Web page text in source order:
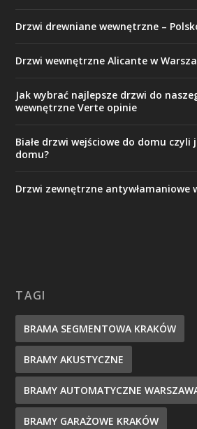
Drzwi drewniane wewnętrzne –
Drzwi wewnętrzne Alicante w
Jak wybrać najlepsze drzwi do
wewnętrzne Verte opinie
Białe drzwi wejściowe do domu
domu?
Drzwi zewnętrzne antywłamaniowe
TAGI
BRAMA SEGMENTOWA KRAKÓW
BRAMY AKUSTYCZNE
BRAMY AUTOMATYCZNE
BRAMY GARAŻOWE KRAKÓW